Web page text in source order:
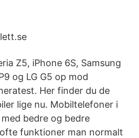
Z5, iPhone 6S, Samsung
og LG G5 op mod
Her finder du de
lige nu. Mobiltelefoner i
bedre og bedre
funktioner man normalt